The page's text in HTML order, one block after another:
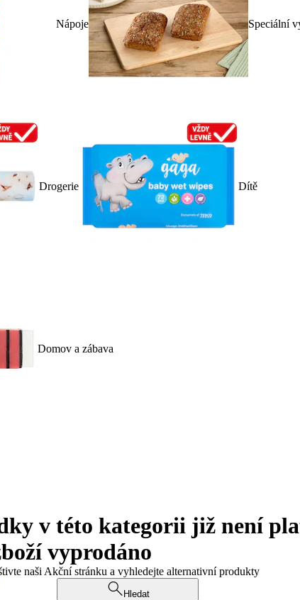
Nápoje Speciální
Drogerie Dítě
Domov a zábava
v této kategorii již není
vyprodáno
naši Akční stránku a vyhledejte alternativní produkty
Hledat